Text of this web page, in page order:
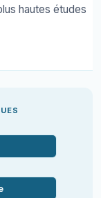
hautes études